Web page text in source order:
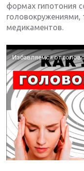
формах гипотония
медикаментов.
Избавляемся от